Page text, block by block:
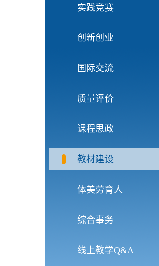
实践竞赛
创新创业
国际交流
质量评价
课程思政
教材建设
体美劳育人
综合事务
线上教学Q&A